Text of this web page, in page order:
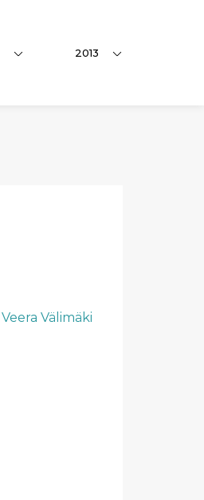
2013
Veera Välimäki